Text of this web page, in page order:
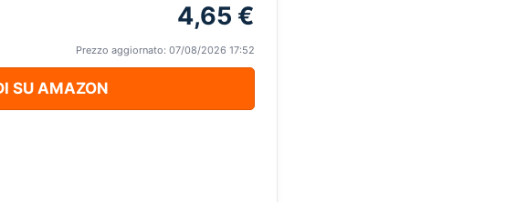
4,65 €
Prezzo aggiornato: 07/08/2026 17:52
SU AMAZON